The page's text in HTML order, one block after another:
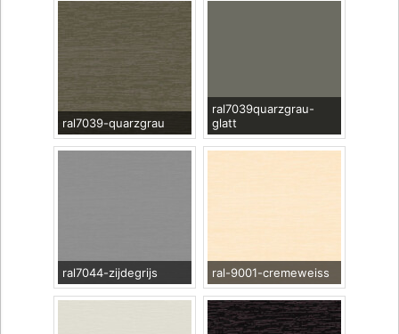
ral7039-quarzgrau
ral7039quarzgrau-
glatt
ral7044-zijdegrijs ral-9001-cremeweiss